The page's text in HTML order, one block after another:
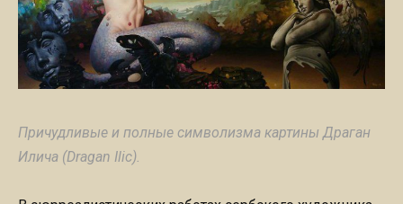
Причудливые и полные символизма картины Драган
Илича (Dragan Ilic).